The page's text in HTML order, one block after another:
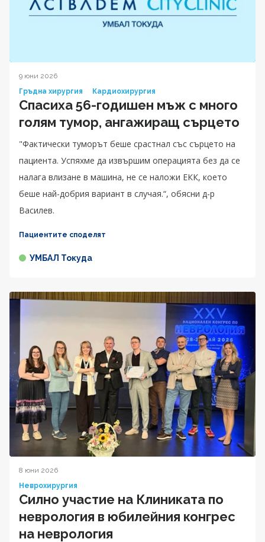
9 юни 2026
Гръдна хирургия
Кардиохирургия
Спасиха 56-годишен мъж с много
голям тумор, ангажиращ сърцето
"Фактически туморът беше срастнал със сърцето на
пациента. Успяхме да извършим операцията без да се
налага влизане в машина, не се наложи ЕКК, което
беше най-добрия вариант в случая.“, обясни д-р
Василев.
Пациентите споделят
УМБАЛ Токуда
8 юни 2026
Неврохирургия
Силно участие на Клиниката по
неврология в юбилейния конгрес
на неврология